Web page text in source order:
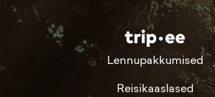
Lennupakkumised
Reisikaaslased